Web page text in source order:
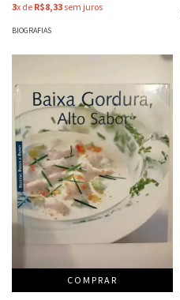
3x de R$8,33 sem juros
BIOGRAFIAS
COMPRAR